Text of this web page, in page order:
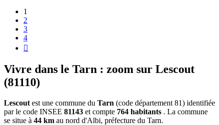
1
2
3
4

Vivre dans le Tarn : zoom sur Lescout
(81110)
Lescout est une commune du Tarn (code département 81) identifiée
par le code INSEE 81143 et compte 764 habitants . La commune
se situe à 44 km au nord d'Albi, préfecture du Tarn.